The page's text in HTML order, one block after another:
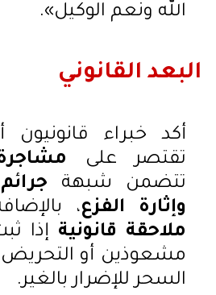
الله ونعم الوكيل».
البعد القانوني
أكد خبراء
تقتصر على
تتضمن شبهة
وإثارة الفزع،
ملاحقة قانونية إذا
مشعوذين أو
السحر للإضرار بالغير.